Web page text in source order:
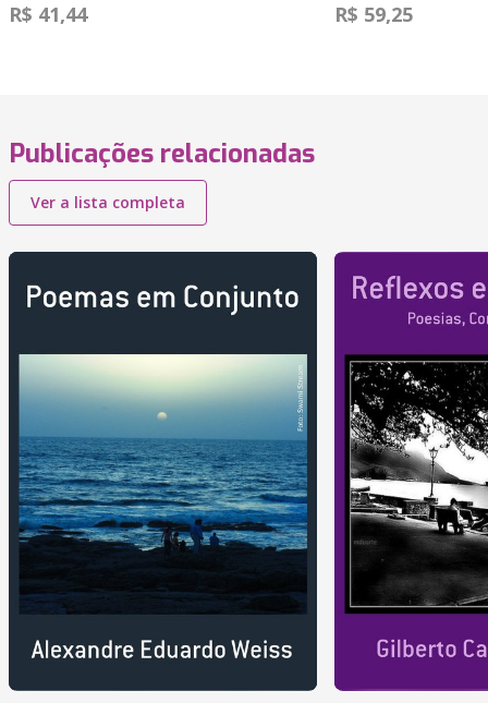
R$ 41,44 R$ 59,25
Publicações relacionadas
Ver a lista completa